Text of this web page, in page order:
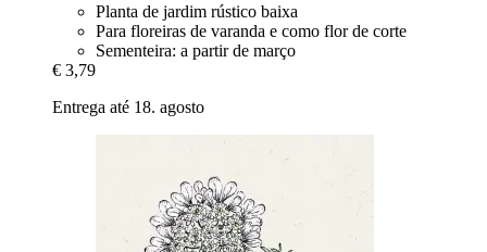
Planta de jardim rústico baixa
Para floreiras de varanda e como flor de corte
Sementeira: a partir de março
€ 3,79
Entrega até 18. agosto